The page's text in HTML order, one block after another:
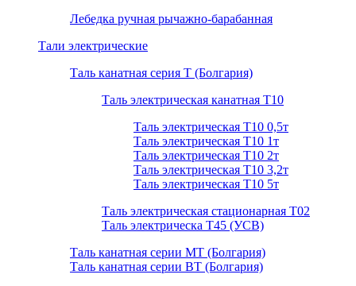
Лебедка ручная рычажно-барабанная
Тали электрические
Таль канатная серия Т (Болгария)
Таль электрическая канатная Т10
Таль электрическая Т10 0,5т
Таль электрическая Т10 1т
Таль электрическая Т10 2т
Таль электрическая Т10 3,2т
Таль электрическая Т10 5т
Таль электрическая стационарная Т02
Таль электрическа T45 (УСВ)
Таль канатная серии МТ (Болгария)
Таль канатная серии ВТ (Болгария)